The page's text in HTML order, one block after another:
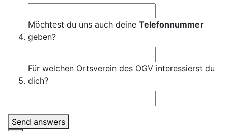
Möchtest du uns auch deine Telefonnummer
geben?
Für welchen Ortsverein des OGV interessierst du
dich?
Send answers